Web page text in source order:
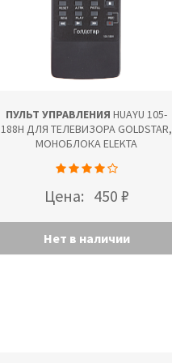
ПУЛЬТ УПРАВЛЕНИЯ HUAYU 105-
188H ДЛЯ ТЕЛЕВИЗОРА GOLDSTAR,
МОНОБЛОКА ELEKTA
Цена: 450 ₽
Нет в наличии